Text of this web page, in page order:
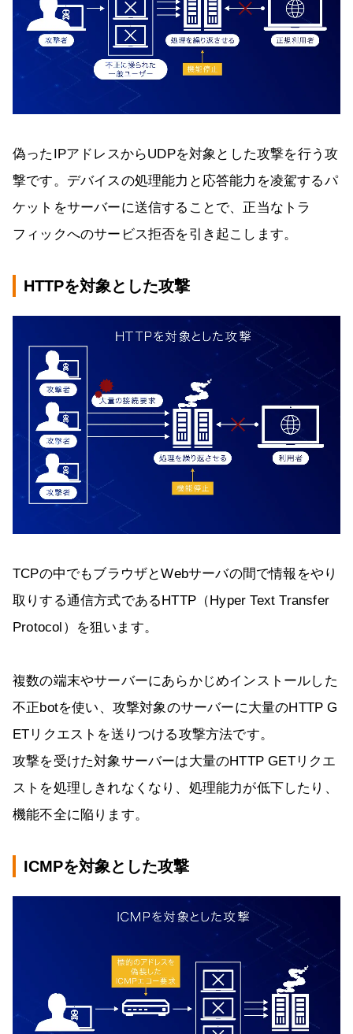
偽ったIPアドレスからUDPを対象とした攻撃を行う攻
撃です。デバイスの処理能力と応答能力を凌駕するパ
ケットをサーバーに送信することで、正当なトラ
フィックへのサービス拒否を引き起こします。
HTTPを対象とした攻撃
TCPの中でもブラウザとWebサーバの間で情報をやり
取りする通信方式であるHTTP（Hyper Text Transfer
Protocol）を狙います。
複数の端末やサーバーにあらかじめインストールした
不正botを使い、攻撃対象のサーバーに大量のHTTP G
ETリクエストを送りつける攻撃方法です。
攻撃を受けた対象サーバーは大量のHTTP GETリクエ
ストを処理しきれなくなり、処理能力が低下したり、
機能不全に陥ります。
ICMPを対象とした攻撃